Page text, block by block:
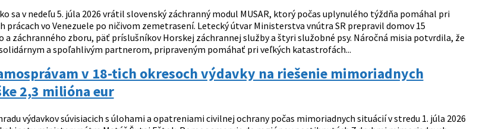
sa v nedeľu 5. júla 2026 vrátil slovenský záchranný modul MUSAR, ktorý počas uplynulého týždňa pomáhal pri
prácach vo Venezuele po ničivom zemetrasení. Letecký útvar Ministerstva vnútra SR prepravil domov 15
a záchranného zboru, päť príslušníkov Horskej záchrannej služby a štyri služobné psy. Náročná misia potvrdila, že
a spoľahlivým partnerom, pripraveným pomáhať pri veľkých katastrofách...
v 18-tich okresoch výdavky na riešenie mimoriadnych
2,3 milióna eur
výdavkov súvisiacich s úlohami a opatreniami civilnej ochrany počas mimoriadnych situácií v stredu 1. júla 2026